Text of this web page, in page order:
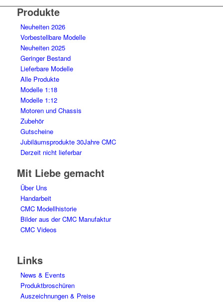
Produkte
Neuheiten 2026
Vorbestellbare Modelle
Neuheiten 2025
Geringer Bestand
Lieferbare Modelle
Alle Produkte
Modelle 1:18
Modelle 1:12
Motoren und Chassis
Zubehör
Gutscheine
Jubiläumsprodukte 30Jahre CMC
Derzeit nicht lieferbar
Mit Liebe gemacht
Über Uns
Handarbeit
CMC Modellhistorie
Bilder aus der CMC Manufaktur
CMC Videos
Links
News & Events
Produktbroschüren
Auszeichnungen & Preise